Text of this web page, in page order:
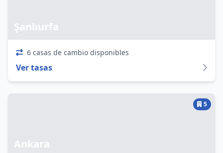
Şanlıurfa
6 casas de cambio disponibles
Ver tasas
Ankara
5